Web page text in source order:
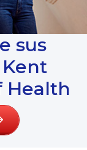
sus
Health